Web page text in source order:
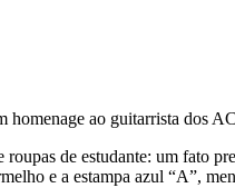
ao guitarrista dos
de estudante: um
e a estampa azul “A”,